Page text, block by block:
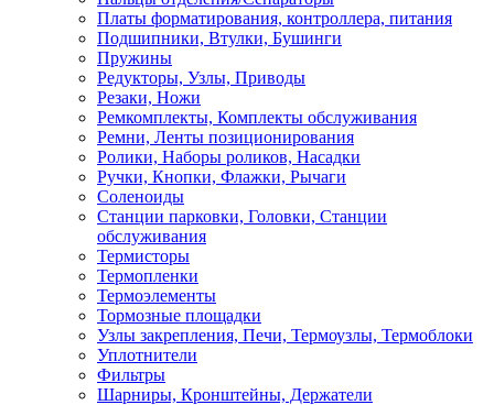
Платы форматирования, контроллера, питания
Подшипники, Втулки, Бушинги
Пружины
Редукторы, Узлы, Приводы
Резаки, Ножи
Ремкомплекты, Комплекты обслуживания
Ремни, Ленты позиционирования
Ролики, Наборы роликов, Насадки
Ручки, Кнопки, Флажки, Рычаги
Соленоиды
Станции парковки, Головки, Станции
обслуживания
Термисторы
Термопленки
Термоэлементы
Тормозные площадки
Узлы закрепления, Печи, Термоузлы, Термоблоки
Уплотнители
Фильтры
Шарниры, Кронштейны, Держатели